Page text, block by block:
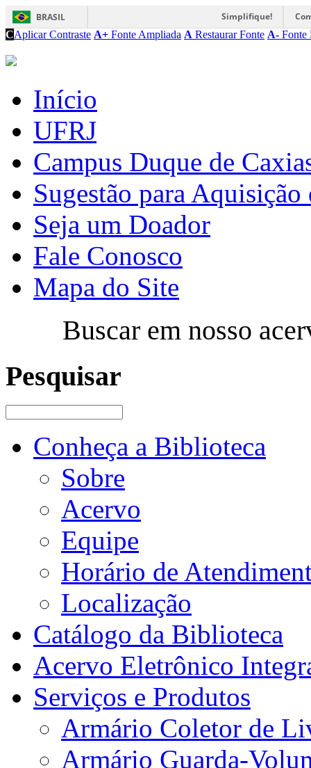
BRASIL Simplifique!
CAplicar Contraste A+ Fonte Ampliada A Restaurar Fonte A- Fonte
Início
UFRJ
Campus Duque de
Sugestão para
Seja um Doador
Fale Conosco
Mapa do Site
Buscar em nosso
Pesquisar
Conheça a Biblioteca
Sobre
Acervo
Equipe
Horário de
Localização
Catálogo da Biblioteca
Acervo Eletrônico
Serviços e Produtos
Armário Coletor de
Armário Guarda-